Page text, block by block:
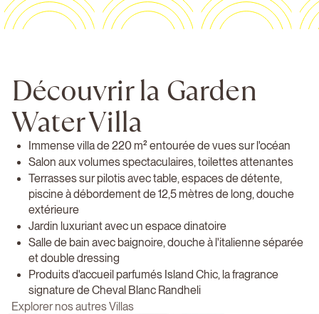
Découvrir la Garden
Water Villa
Immense villa de 220 m² entourée de vues sur l'océan
Salon aux volumes spectaculaires, toilettes attenantes
Terrasses sur pilotis avec table, espaces de détente,
piscine à débordement de 12,5 mètres de long, douche
extérieure
Jardin luxuriant avec un espace dinatoire
Salle de bain avec baignoire, douche à l'italienne séparée
et double dressing
Produits d'accueil parfumés Island Chic, la fragrance
signature de Cheval Blanc Randheli
Explorer nos autres Villas